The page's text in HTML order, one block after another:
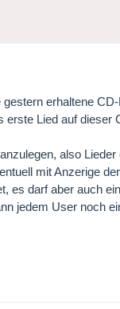
erhaltene
Lied auf
also
mit Anzerige
es darf aber auch
jedem User noch